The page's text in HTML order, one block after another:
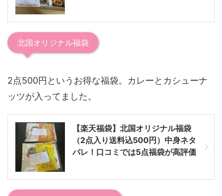
北国オリジナル福袋
2点500円というお得な福袋。カレーとカシューナ
ッツが入ってました。
【楽天福袋】北国オリジナル福袋
（2点入り送料込500円）中身ネタ
バレ！口コミでは5点福袋が高評価